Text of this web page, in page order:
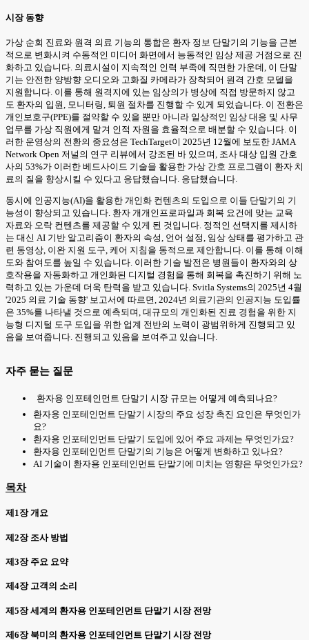
시장 동향
가상 순회 진료와 원격 의료 기능의 통합은 환자 정보 단말기의 기능을 근본
적으로 변화시켜 수동적인 미디어 화면에서 능동적인 임상 제공 거점으로 진
화하고 있습니다. 의료시설이 지속적인 인력 부족에 직면한 가운데, 이 단말
기는 안전한 양방향 오디오와 고화질 카메라가 장착되어 원격 간호 모델을
지원합니다. 이를 통해 원격지에 있는 임상의가 병상에 직접 방문하지 않고
도 환자의 입원, 모니터링, 퇴원 절차를 진행할 수 있게 되었습니다. 이 전환은
개인보호구(PPE)를 절약할 수 있을 뿐만 아니라 일상적인 임상 대응 및 사무
업무를 가상 직원에게 맡겨 인적 자원을 효율적으로 배분할 수 있습니다. 이
러한 운영상의 전환의 중요성은 TechTarget이 2025년 12월에 보도한 JAMA
Network Open 저널의 연구 리뷰에서 강조된 바 있으며, 조사 대상 입원 간호
사의 53%가 이러한 베드사이드 기술을 활용한 가상 간호 프로그램이 환자 치
료의 질을 향상시킬 수 있다고 응답했습니다. 응답했습니다.
동시에 인공지능(AI)을 활용한 개인화 컨텐츠의 도입으로 이들 단말기의 기
능성이 향상되고 있습니다. 환자 개개인프로파일과 회복 요건에 맞는 교육
자료와 오락 컨텐츠를 제공할 수 있게 된 것입니다. 정적인 선택지를 제시하
는 대신 AI 기반 알고리즘이 환자의 속성, 언어 설정, 임상 상태를 평가하고 관
련 동영상, 이완 지원 도구, 케어 지침을 동적으로 제안합니다. 이를 통해 이해
도와 참여도를 높일 수 있습니다. 이러한 기술 발전은 병원들이 환자와의 상
호작용을 자동화하고 개인화된 디지털 경험을 통해 회복을 촉진하기 위해 노
력하고 있는 가운데 더욱 탄력을 받고 있습니다. Svitla Systems의 2025년 4월
'2025 의료 기술 동향' 보고서에 따르면, 2024년 의료기관의 인공지능 도입률
은 35%를 나타낼 것으로 예측되며, 대규모의 개인화된 진료 경험을 위한 지
능형 디지털 도구 도입을 위한 업계 전반의 노력이 광범위하게 진행되고 있
음을 보여줍니다. 진행되고 있음을 보여주고 있습니다.
자주 묻는 질문
환자용 인포테인먼트 단말기 시장 규모는 어떻게 예측되나요?
환자용 인포테인먼트 단말기 시장의 주요 성장 촉진 요인은 무엇인가
요?
환자용 인포테인먼트 단말기 도입에 있어 주요 과제는 무엇인가요?
환자용 인포테인먼트 단말기의 기능은 어떻게 변화하고 있나요?
AI 기술이 환자용 인포테인먼트 단말기에 미치는 영향은 무엇인가요?
목차
제1장 개요
제2장 조사 방법
제3장 주요 요약
제4장 고객의 소리
제5장 세계의 환자용 인포테인먼트 단말기 시장 전망
제6장 북미의 환자용 인포테인먼트 단말기 시장 전망